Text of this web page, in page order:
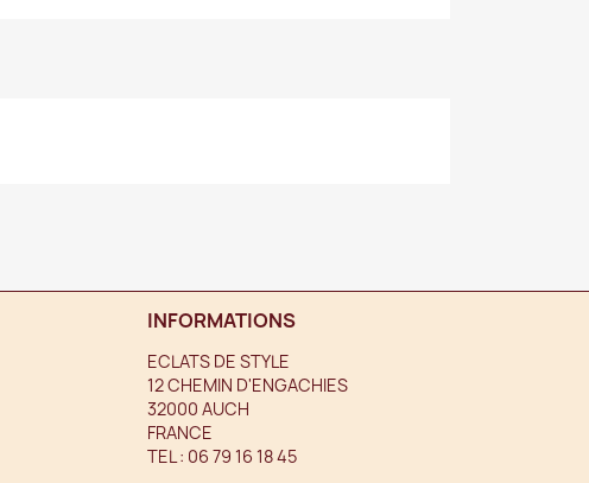
INFORMATIONS
ECLATS DE STYLE
12 CHEMIN D'ENGACHIES
32000 AUCH
FRANCE
TEL : 06 79 16 18 45